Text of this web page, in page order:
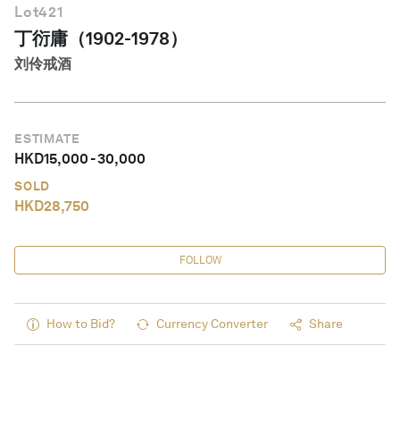
Lot421
丁衍庸（1902-1978）
刘伶戒酒
ESTIMATE
HKD15,000-30,000
SOLD
HKD28,750
FOLLOW
How to Bid? Currency Converter Share